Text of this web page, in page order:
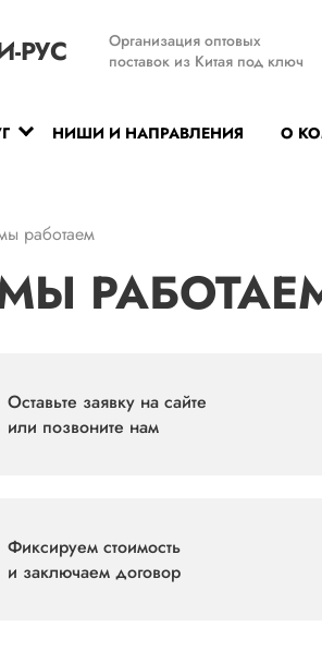
РУС
Организация оптовых
поставок из Китая под ключ
НИШИ И НАПРАВЛЕНИЯ О
работаем
Оставьте заявку на сайте
или позвоните нам
Фиксируем стоимость
и заключаем договор